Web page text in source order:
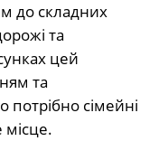
до складних
та
цей
та
сімейні
місце.